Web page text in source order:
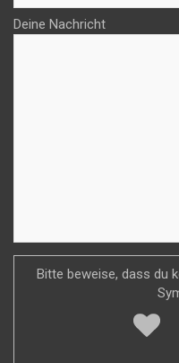
Deine Nachricht
Bitte beweise, dass du